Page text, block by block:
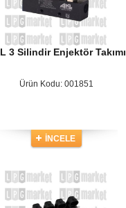
3 Silindir Enjektör Takımı
Ürün Kodu: 001851
İNCELE